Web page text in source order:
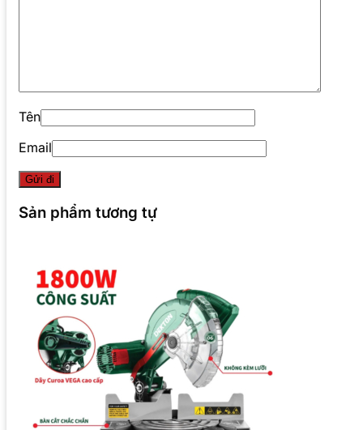
Tên
Email
Sản phẩm tương tự